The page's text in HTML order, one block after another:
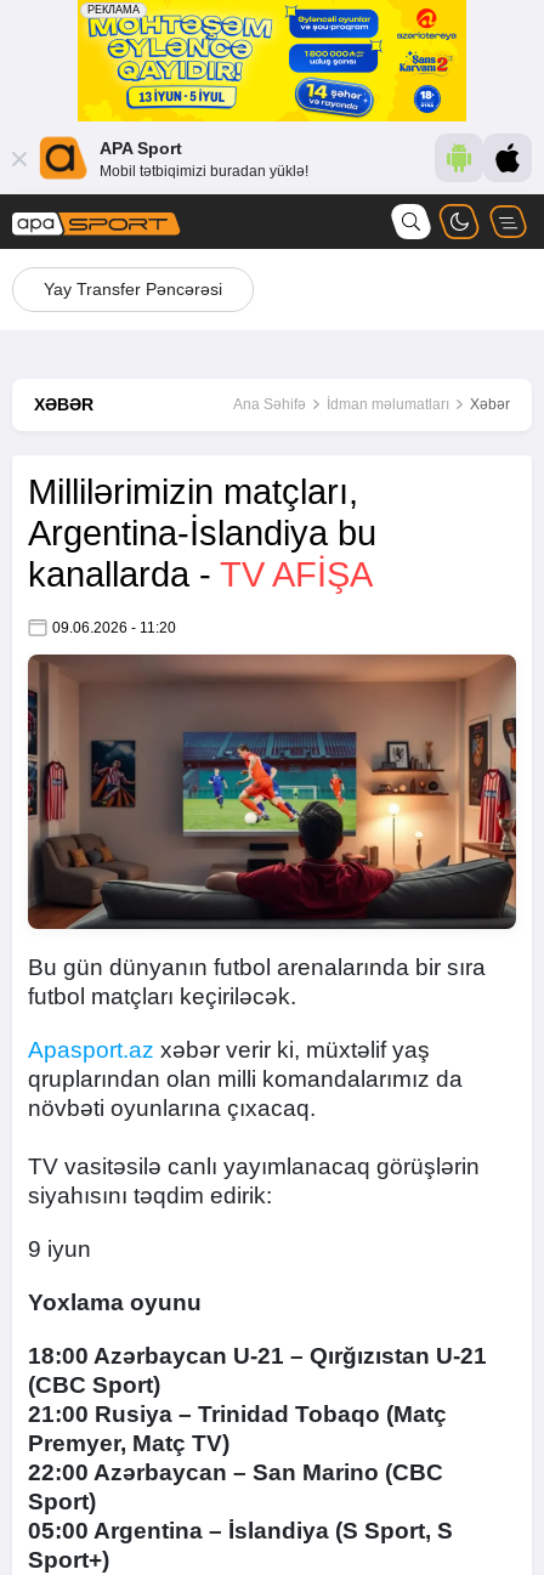
APA Sport
Mobil tətbiqimizi buradan yüklə!
Yay Transfer Pəncərəsi
XƏBƏR Ana Səhifə İdman məlumatları Xəbər
Millilərimizin matçları,
Argentina-İslandiya bu
kanallarda - TV AFİŞA
09.06.2026 - 11:20
Bu gün dünyanın futbol arenalarında bir sıra
futbol matçları keçiriləcək.
Apasport.az xəbər verir ki, müxtəlif yaş
qruplarından olan milli komandalarımız da
növbəti oyunlarına çıxacaq.
TV vasitəsilə canlı yayımlanacaq görüşlərin
siyahısını təqdim edirik:
9 iyun
Yoxlama oyunu
18:00 Azərbaycan U-21 – Qırğızıstan U-21
(CBC Sport)
21:00 Rusiya – Trinidad Tobaqo (Matç
Premyer, Matç TV)
22:00 Azərbaycan – San Marino (CBC
Sport)
05:00 Argentina – İslandiya (S Sport, S
Sport+)